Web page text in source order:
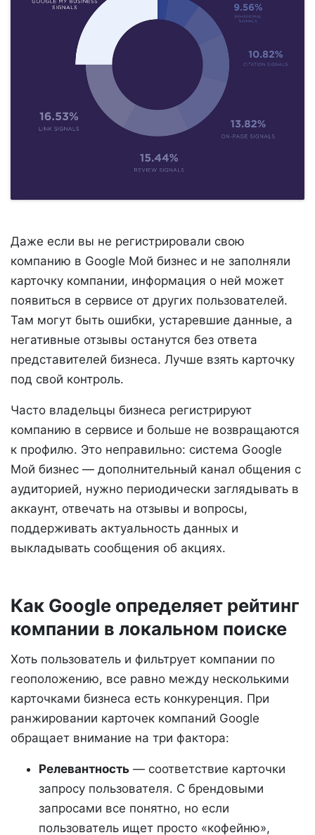
Даже если вы не регистрировали свою
компанию в Google Мой бизнес и не заполняли
карточку компании, информация о ней может
появиться в сервисе от других пользователей.
Там могут быть ошибки, устаревшие данные, а
негативные отзывы останутся без ответа
представителей бизнеса. Лучше взять карточку
под свой контроль.
Часто владельцы бизнеса регистрируют
компанию в сервисе и больше не возвращаются
к профилю. Это неправильно: система Google
Мой бизнес — дополнительный канал общения с
аудиторией, нужно периодически заглядывать в
аккаунт, отвечать на отзывы и вопросы,
поддерживать актуальность данных и
выкладывать сообщения об акциях.
Как Google определяет рейтинг
компании в локальном поиске
Хоть пользователь и фильтрует компании по
геоположению, все равно между несколькими
карточками бизнеса есть конкуренция. При
ранжировании карточек компаний Google
обращает внимание на три фактора:
Релевантность — соответствие карточки
запросу пользователя. С брендовыми
запросами все понятно, но если
пользователь ищет просто «кофейню»,